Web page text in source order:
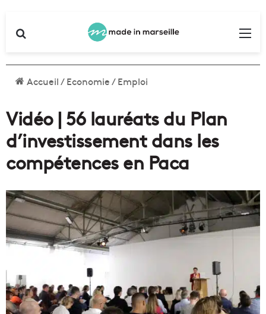
Accueil/Economie/Emploi
Vidéo | 56 lauréats du Plan
d’investissement dans les
compétences en Paca